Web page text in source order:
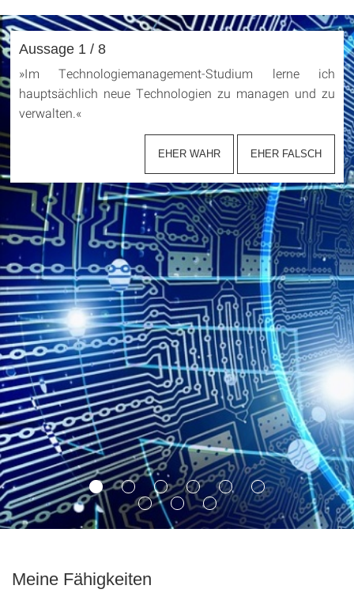
Aussage 1 / 8
»Im Technologiemanagement-Studium lerne ich
hauptsächlich neue Technologien zu managen und zu
verwalten. «
EHER WAHR EHER FALSCH
Meine Fähigkeiten